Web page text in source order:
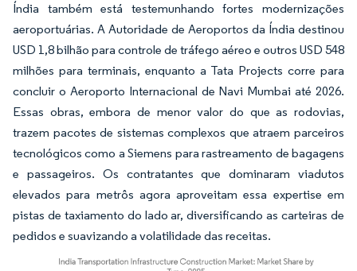
Índia também está testemunhando fortes modernizações
aeroportuárias. A Autoridade de Aeroportos da Índia destinou
USD 1,8 bilhão para controle de tráfego aéreo e outros USD 548
milhões para terminais, enquanto a Tata Projects corre para
concluir o Aeroporto Internacional de Navi Mumbai até 2026.
Essas obras, embora de menor valor do que as rodovias,
trazem pacotes de sistemas complexos que atraem parceiros
tecnológicos como a Siemens para rastreamento de bagagens
e passageiros. Os contratantes que dominaram viadutos
elevados para metrôs agora aproveitam essa expertise em
pistas de taxiamento do lado ar, diversificando as carteiras de
pedidos e suavizando a volatilidade das receitas.